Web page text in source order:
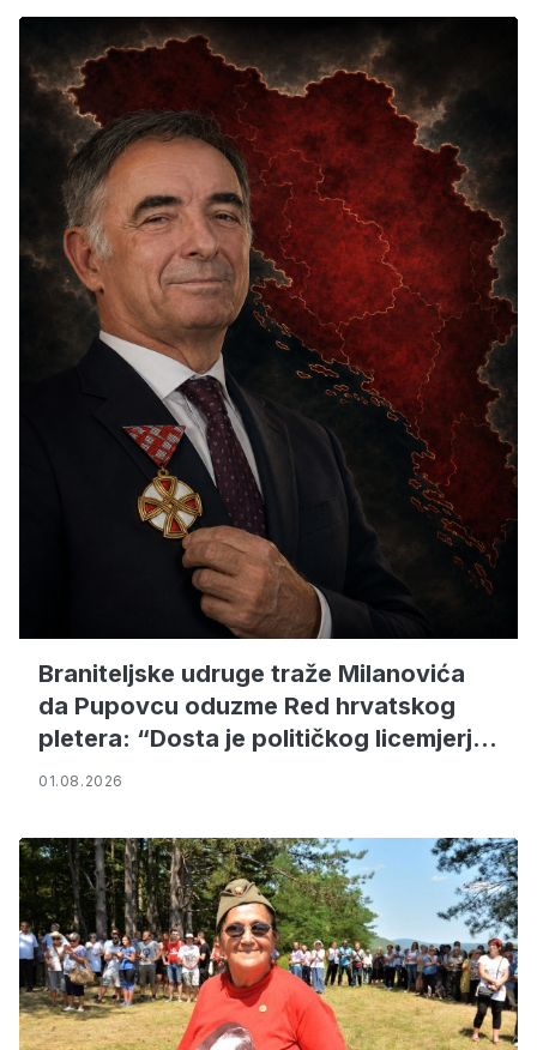
Braniteljske udruge traže Milanovića
da Pupovcu oduzme Red hrvatskog
pletera: “Dosta je političkog licemjerja i
ruganja hrvatskim žrtvama”
01.08.2026